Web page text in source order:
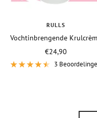
RULLS
Vochtinbrengende
Vraagprijs
€24,90
3